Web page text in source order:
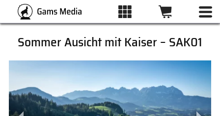
ALLE BILDER
KATEGORIEN
Sommer Ausicht mit Kaiser – SAK01